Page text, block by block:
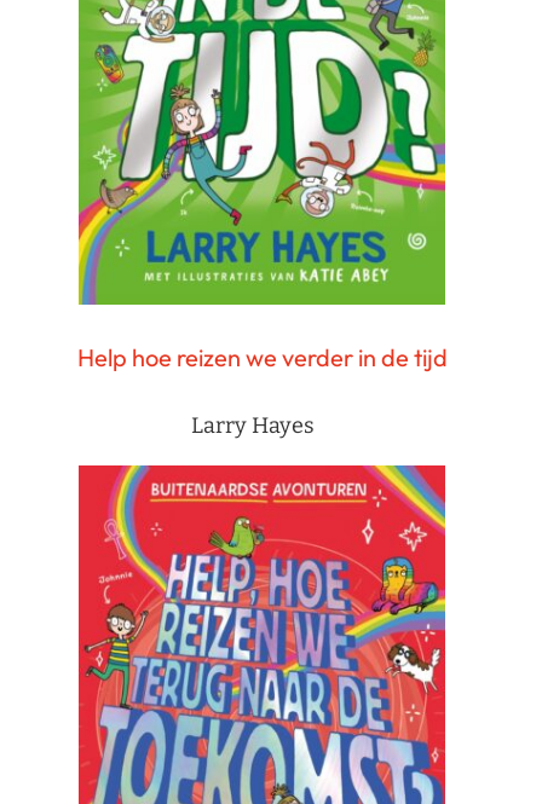
Help hoe reizen we verder in de tijd
Larry Hayes